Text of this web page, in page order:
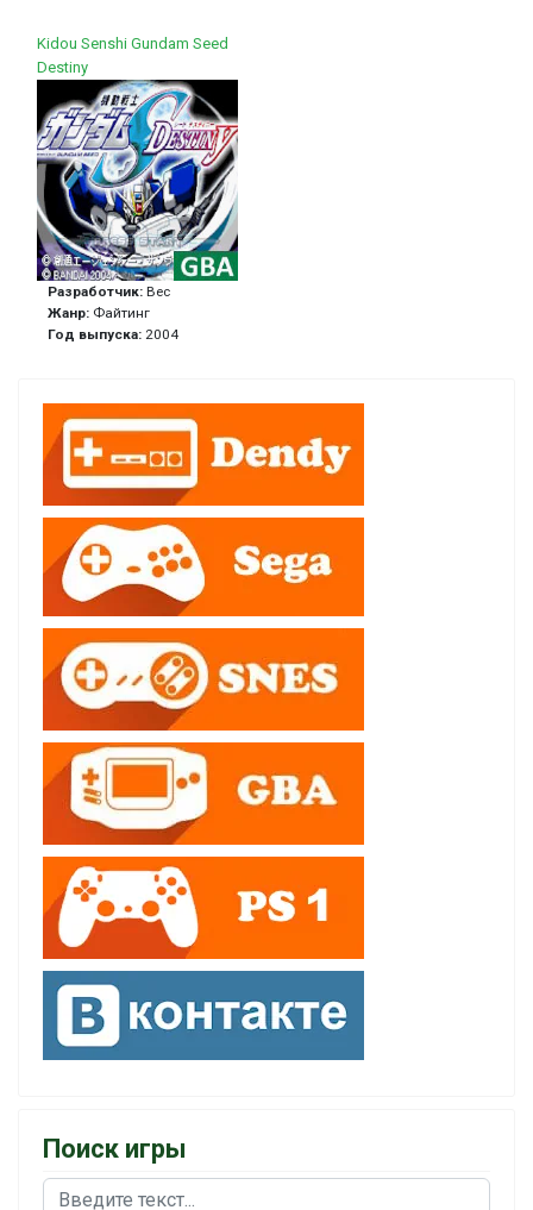
Kidou Senshi Gundam Seed
Destiny
Разработчик: Bec
Жанр: Файтинг
Год выпуска: 2004
Поиск игры
Поиск